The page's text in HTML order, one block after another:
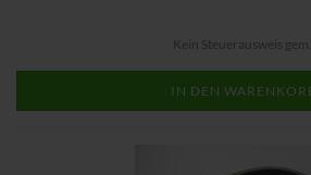
Kein Steuerausweis
IN DEN